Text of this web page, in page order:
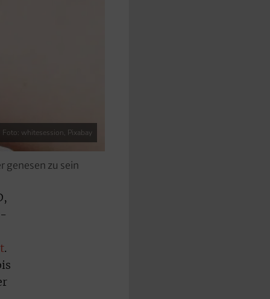
Foto: whitesession, Pixabay
zu sein
.